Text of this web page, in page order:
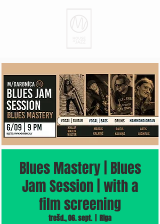
Blues Mastery | Blues
Jam Session | with a
film screening
trešd., 06. sept.
  |
Rīga